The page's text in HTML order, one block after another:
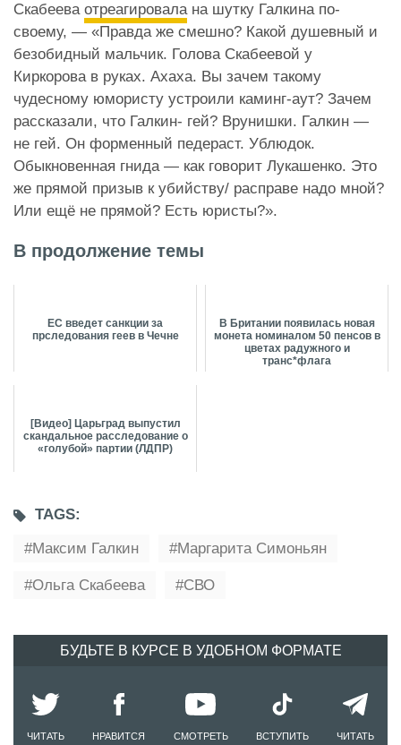
Скабеева отреагировалана шутку Галкина по-
своему, — «Правда же смешно? Какой душевный и
безобидный мальчик. Голова Скабеевой у
Киркорова в руках. Ахаха. Вы зачем такому
чудесному юмористу устроили каминг-аут? Зачем
рассказали, что Галкин- гей? Врунишки. Галкин —
не гей. Он форменный педераст. Ублюдок.
Обыкновенная гнида — как говорит Лукашенко. Это
же прямой призыв к убийству/ расправе надо мной?
Или ещё не прямой? Есть юристы?».
В продолжение темы
ЕС введет санкции за
прследования геев в Чечне
В Британии появилась новая
монета номиналом 50 пенсов в
цветах радужного и
транс*флага
[Видео] Царьград выпустил
скандальное расследование о
«голубой» партии (ЛДПР)
TAGS:
Максим Галкин
Маргарита Симоньян
Ольга Скабеева СВО
БУДЬТЕ В КУРСЕ В УДОБНОМ ФОРМАТЕ
ЧИТАТЬ НРАВИТСЯ СМОТРЕТЬ ВСТУПИТЬ ЧИТАТЬ